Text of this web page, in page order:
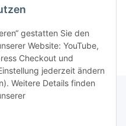
gestatten Sie den
Website: YouTube,
Checkout und
jederzeit ändern
Weitere Details finden
22,71 € pro 1 l